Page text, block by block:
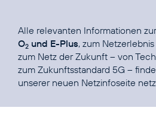
Alle relevanten Informationen
O2 und E-Plus, zum
zum Netz der Zukunft – von
zum Zukunftsstandard 5G –
unserer neuen Netzinfoseite